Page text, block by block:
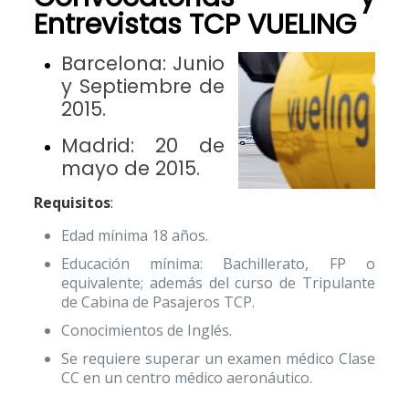
Entrevistas TCPVUELING
Barcelona: Junio
y Septiembre de
2015.
Madrid: 20 de
mayo de 2015.
Requisitos:
Edad mínima 18 años.
Educación mínima: Bachillerato, FP o
equivalente; además del curso de Tripulante
de Cabina de Pasajeros TCP.
Conocimientos de Inglés.
Se requiere superar un examen médico Clase
CC en un centro médico aeronáutico.